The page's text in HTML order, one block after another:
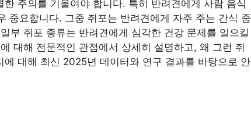
주의를 기울여야 합니다. 특히 반려견에게 사람 음식
중요합니다. 그중 쥐포는 반려견에게 자주 주는 간식 중
부 쥐포 종류는 반려견에게 심각한 건강 문제를 일으킬
대해 전문적인 관점에서 상세히 설명하고, 왜 그런 쥐
대해 최신 2025년 데이터와 연구 결과를 바탕으로 안